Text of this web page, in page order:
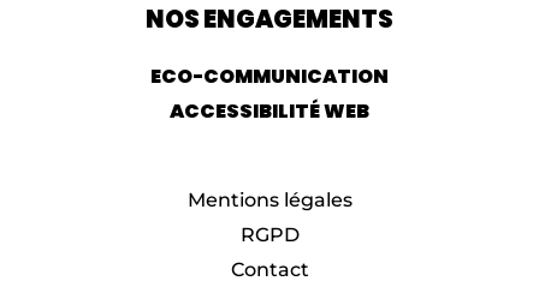
NOS ENGAGEMENTS
ECO-COMMUNICATION
ACCESSIBILITÉ WEB
Mentions légales
RGPD
Contact